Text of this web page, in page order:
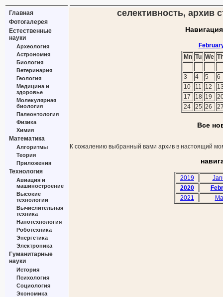
Главная
Фотогалерея
Естественные
науки
Археология
Астрономия
Биология
Ветеринария
Геология
Медицина и
здоровье
Молекулярная
биология
Палеонтология
Физика
Химия
Математика
Алгоритмы
Теория
Приложения
Технология
Авиация и
машиностроение
Высокие
технологии
Вычислительная
техника
Нанотехнология
Роботехника
Энергетика
Электроника
Гуманитарные
науки
История
Психология
Социология
Экономика
селективность, архив
Mn Tu We
3 4 5
6
10
11 12
17
18 19
24
25 26
Все
К сожалению выбранный вами архив в настоящий
2019
2020
2021